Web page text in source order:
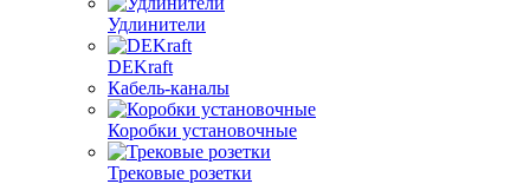
Удлинители
DEKraft
Кабель-каналы
Коробки установочные
Трековые розетки